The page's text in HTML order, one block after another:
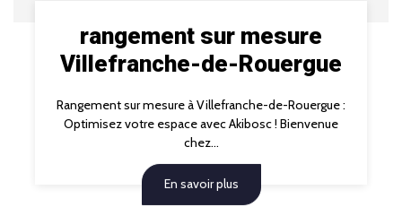
rangement sur mesure
Villefranche-de-Rouergue
Rangement sur mesure à Villefranche-de-Rouergue :
Optimisez votre espace avec Akibosc ! Bienvenue
chez...
En savoir plus